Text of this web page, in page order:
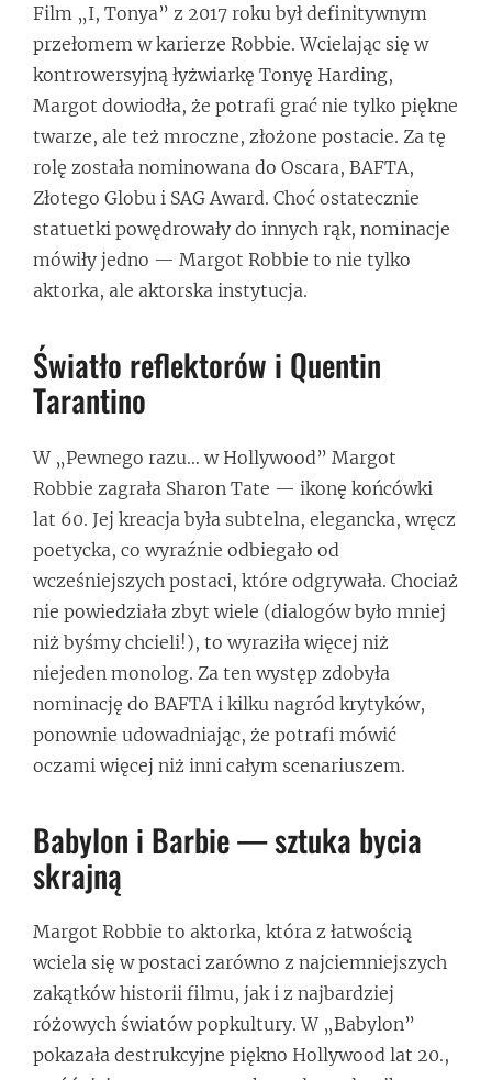
Film „I, Tonya” z 2017 roku był definitywnym
przełomem w karierze Robbie. Wcielając się w
kontrowersyjną łyżwiarkę Tonyę Harding,
Margot dowiodła, że potrafi grać nie tylko piękne
twarze, ale też mroczne, złożone postacie. Za tę
rolę została nominowana do Oscara, BAFTA,
Złotego Globu i SAG Award. Choć ostatecznie
statuetki powędrowały do innych rąk, nominacje
mówiły jedno — Margot Robbie to nie tylko
aktorka, ale aktorska instytucja.
Światło reflektorów i Quentin
Tarantino
W „Pewnego razu… w Hollywood” Margot
Robbie zagrała Sharon Tate — ikonę końcówki
lat 60. Jej kreacja była subtelna, elegancka, wręcz
poetycka, co wyraźnie odbiegało od
wcześniejszych postaci, które odgrywała. Chociaż
nie powiedziała zbyt wiele (dialogów było mniej
niż byśmy chcieli!), to wyraziła więcej niż
niejeden monolog. Za ten występ zdobyła
nominację do BAFTA i kilku nagród krytyków,
ponownie udowadniając, że potrafi mówić
oczami więcej niż inni całym scenariuszem.
Babylon i Barbie — sztuka bycia
skrajną
Margot Robbie to aktorka, która z łatwością
wciela się w postaci zarówno z najciemniejszych
zakątków historii filmu, jak i z najbardziej
różowych światów popkultury. W „Babylon”
pokazała destrukcyjne piękno Hollywood lat 20.,